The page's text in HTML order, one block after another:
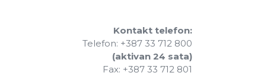
Kontakt telefon:
Telefon: +387 33 712 800
(aktivan 24 sata)
Fax: +387 33 712 801